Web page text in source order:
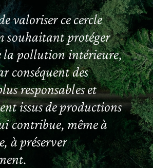
valoriser ce cercle
souhaitant protéger
la pollution intérieure,
conséquent des
responsables et
issus de productions
contribue, même à
à préserver